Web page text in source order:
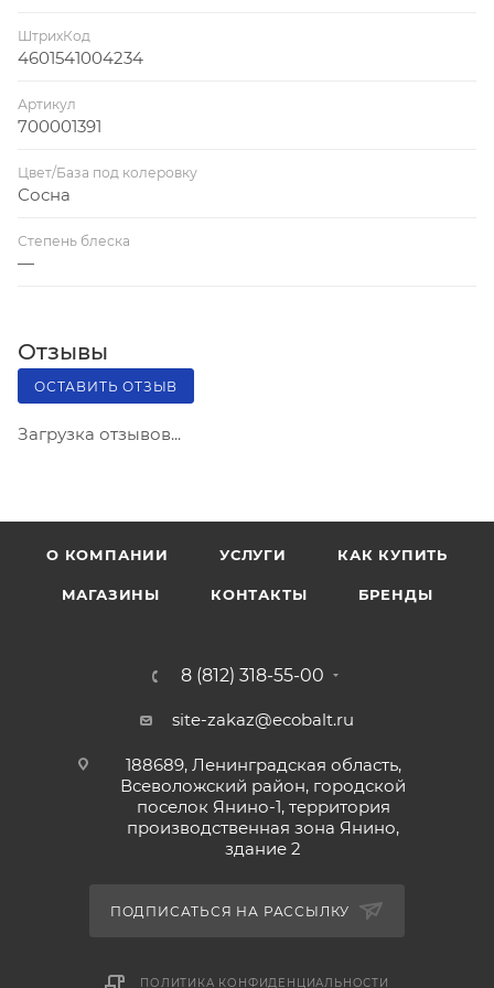
ШтрихКод
4601541004234
Артикул
700001391
Цвет/База под колеровку
Сосна
Степень блеска
—
Отзывы
ОСТАВИТЬ ОТЗЫВ
Загрузка отзывов...
О КОМПАНИИ УСЛУГИ КАК КУПИТЬ
МАГАЗИНЫ КОНТАКТЫ БРЕНДЫ
8 (812) 318-55-00
site-zakaz@ecobalt.ru
188689, Ленинградская область,
Всеволожский район, городской
поселок Янино-1, территория
производственная зона Янино,
здание 2
ПОДПИСАТЬСЯ НА РАССЫЛКУ
ПОЛИТИКА КОНФИДЕНЦИАЛЬНОСТИ